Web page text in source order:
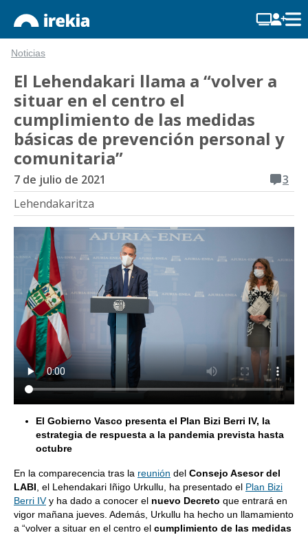
Noticias
El Lehendakari llama a “volver a
situar en el centro el
cumplimiento de las medidas
básicas de prevención personal y
comunitaria”
7 de julio de 2021
3
Lehendakaritza
El Gobierno Vasco presenta el Plan Bizi Berri IV, la
estrategia de respuesta a la pandemia prevista hasta
octubre
En la comparecencia tras la reunión del Consejo Asesor del
LABI , el Lehendakari Iñigo Urkullu, ha presentado el Plan Bizi
Berri IVy ha dado a conocer el nuevo Decreto que entrará en
vigor mañana jueves. Además, Urkullu ha hecho un llamamiento
a “volver a situar en el centro el cumplimiento de las medidas